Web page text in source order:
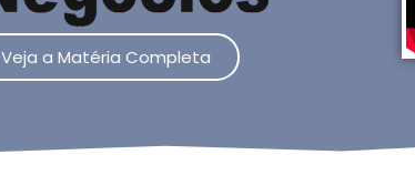
Veja a Matéria Completa